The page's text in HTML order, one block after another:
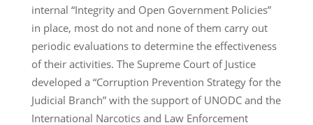
internal “Integrity and Open Government Policies”
in place, most do not and none of them carry out
periodic evaluations to determine the effectiveness
of their activities. The Supreme Court of Justice
developed a “Corruption Prevention Strategy for the
Judicial Branch” with the support of UNODC and the
International Narcotics and Law Enforcement